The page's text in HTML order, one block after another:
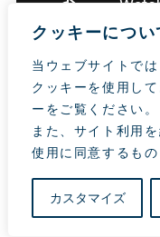
クッキーにつ
当ウェブサイトで
クッキーを使用し
ーをご覧ください。
また、サイト利用
使用に同意するもの
カスタマイズ